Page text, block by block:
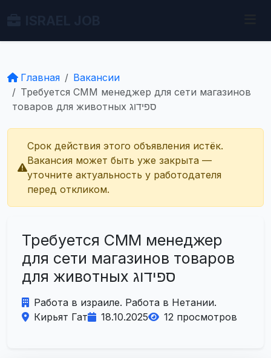
Главная
Вакансии
Требуется СММ менеджер для сети магазинов
товаров для животных ספידוג
Срок действия этого объявления истёк.
Вакансия может быть уже закрыта —
уточните актуальность у работодателя
перед откликом.
Требуется СММ менеджер
для сети магазинов товаров
для животных ספידוג
Работа в израиле. Работа в Нетании.
Кирьят Гат
18.10.2025 12 просмотров